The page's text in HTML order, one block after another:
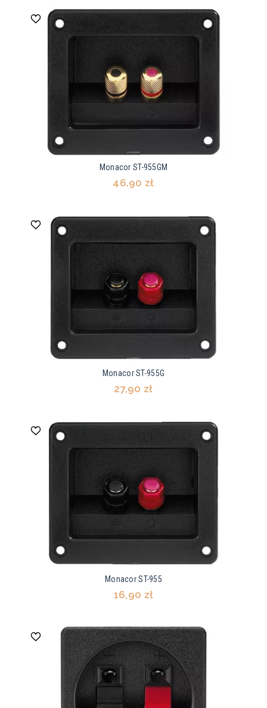
Monacor ST-955GM
46,90 zł
Monacor ST-955G
27,90 zł
Monacor ST-955
16,90 zł